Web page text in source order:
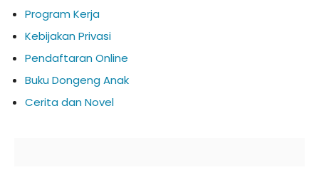
Program Kerja
Kebijakan Privasi
Pendaftaran Online
Buku Dongeng Anak
Cerita dan Novel